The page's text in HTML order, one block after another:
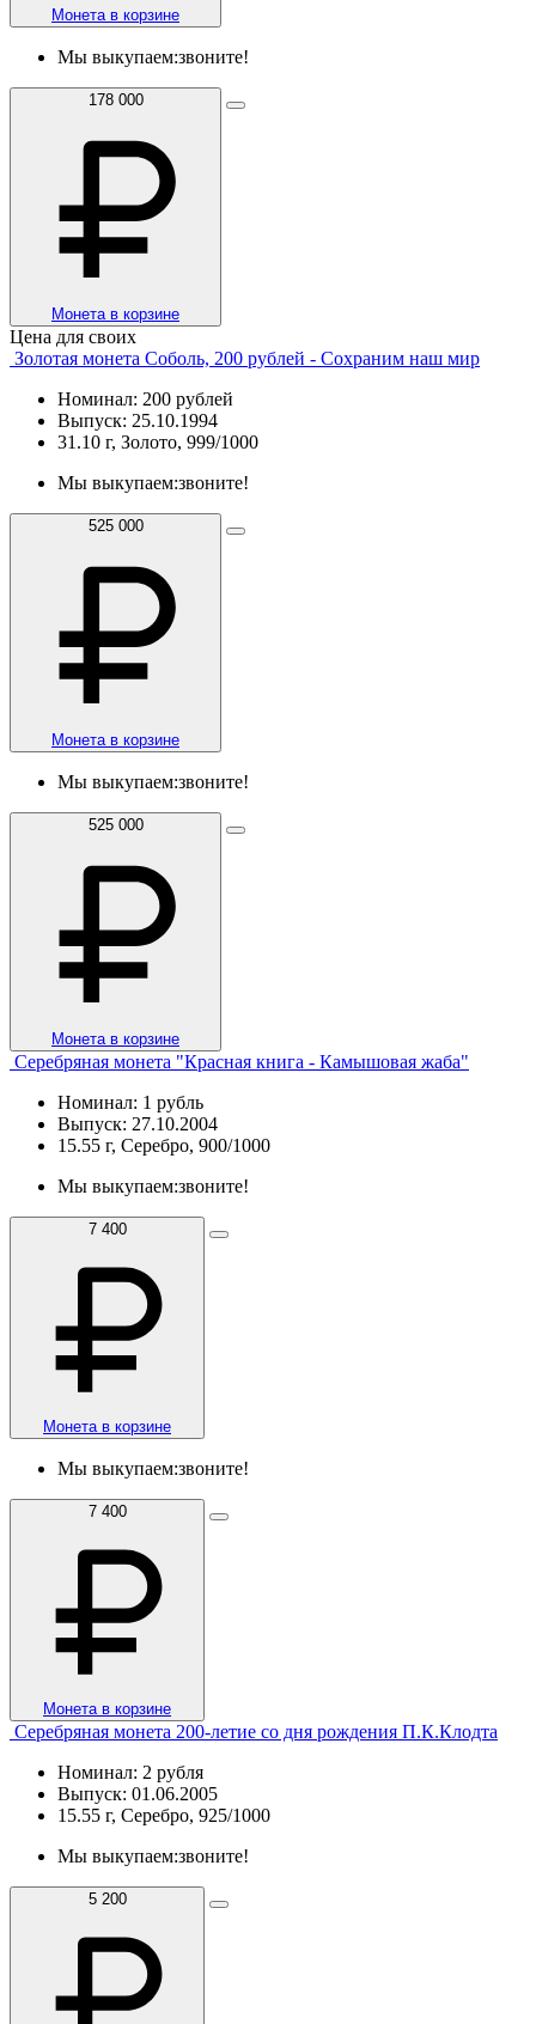
Монета в корзине
Мы выкупаем:звоните!
178 000
Монета в корзине
Цена для своих
Золотая монета Соболь, 200 рублей - Сохраним наш мир
Номинал: 200 рублей
Выпуск: 25.10.1994
31.10 г, Золото, 999/1000
Мы выкупаем:звоните!
525 000
Монета в корзине
Мы выкупаем:звоните!
525 000
Монета в корзине
Серебряная монета "Красная книга - Камышовая жаба"
Номинал: 1 рубль
Выпуск: 27.10.2004
15.55 г, Серебро, 900/1000
Мы выкупаем:звоните!
7 400
Монета в корзине
Мы выкупаем:звоните!
7 400
Монета в корзине
Серебряная монета 200-летие со дня рождения П.К.Клодта
Номинал: 2 рубля
Выпуск: 01.06.2005
15.55 г, Серебро, 925/1000
Мы выкупаем:звоните!
5 200